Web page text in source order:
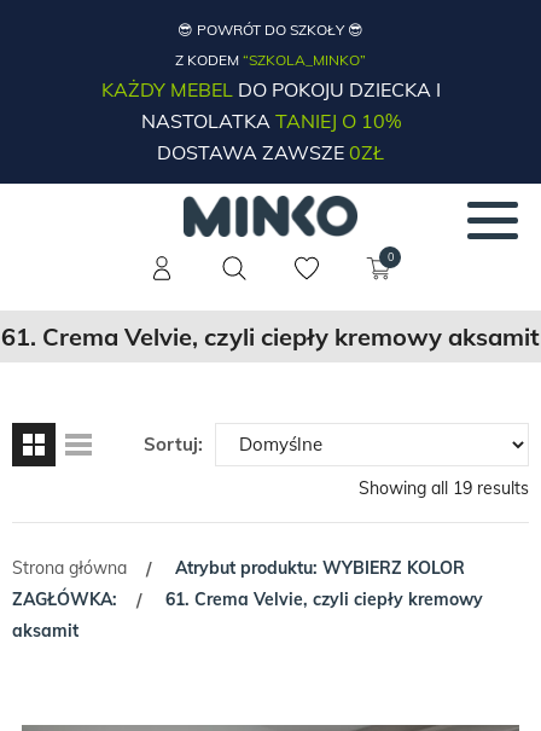
😎 POWRÓT DO SZKOŁY 😎
Z KODEM “SZKOLA_MINKO”
KAŻDY MEBELDO POKOJU DZIECKA I
NASTOLATKATANIEJ O 10%
DOSTAWA ZAWSZE 0ZŁ
0
61. Crema Velvie, czyli ciepły kremowy aksamit
Sortuj:
Showing all 19 results
Strona główna /
Atrybut produktu: WYBIERZ KOLOR
ZAGŁÓWKA:
/
61. Crema Velvie, czyli ciepły kremowy
aksamit